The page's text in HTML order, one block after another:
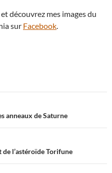
découvrez mes images du
sur Facebook
anneaux de Saturne
l’astéroïde Torifune